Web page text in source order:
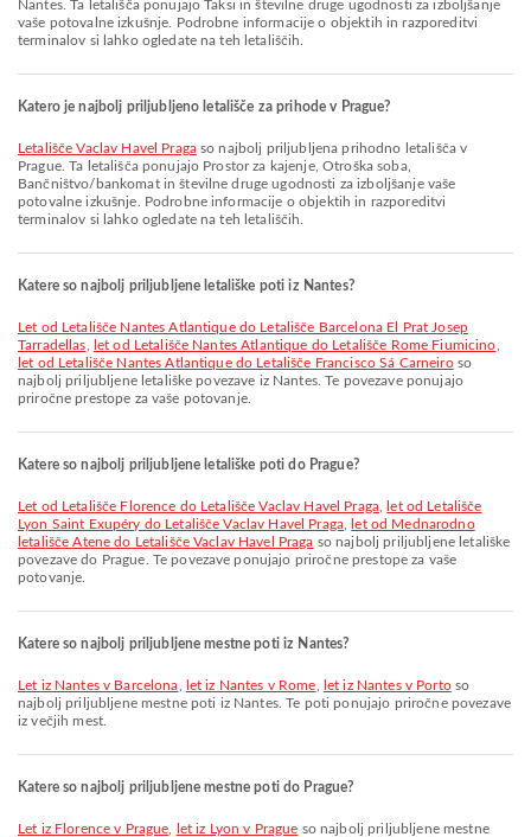
Nantes. Ta letališča ponujajo Taksi in številne druge ugodnosti za izboljšanje
vaše potovalne izkušnje. Podrobne informacije o objektih in razporeditvi
terminalov si lahko ogledate na teh letališčih.
Katero je najbolj priljubljeno letališče za prihode v Prague?
Letališče Vaclav Havel Pragaso najbolj priljubljena prihodno letališča v
Prague. Ta letališča ponujajo Prostor za kajenje, Otroška soba,
Bančništvo/bankomat in številne druge ugodnosti za izboljšanje vaše
potovalne izkušnje. Podrobne informacije o objektih in razporeditvi
terminalov si lahko ogledate na teh letališčih.
Katere so najbolj priljubljene letališke poti iz Nantes?
let od Letališče Nantes Atlantique do Letališče Barcelona El Prat Josep
Tarradellas
let od Letališče Nantes Atlantique do Letališče Rome Fiumicino
let od Letališče Nantes Atlantique do Letališče Francisco Sá Carneiroso
najbolj priljubljene letališke povezave iz Nantes. Te povezave ponujajo
priročne prestope za vaše potovanje.
Katere so najbolj priljubljene letališke poti do Prague?
let od Letališče Florence do Letališče Vaclav Havel Praga,
let od Letališče
Lyon Saint Exupéry do Letališče Vaclav Havel Praga
let od Mednarodno
letališče Atene do Letališče Vaclav Havel Praga so najbolj priljubljene letališke
povezave do Prague. Te povezave ponujajo priročne prestope za vaše
potovanje.
Katere so najbolj priljubljene mestne poti iz Nantes?
let iz Nantes v Barcelona let iz Nantes v Rome let iz Nantes v Portoso
najbolj priljubljene mestne poti iz Nantes. Te poti ponujajo priročne povezave
iz večjih mest.
Katere so najbolj priljubljene mestne poti do Prague?
let iz Florence v Prague let iz Lyon v Prague so najbolj priljubljene mestne